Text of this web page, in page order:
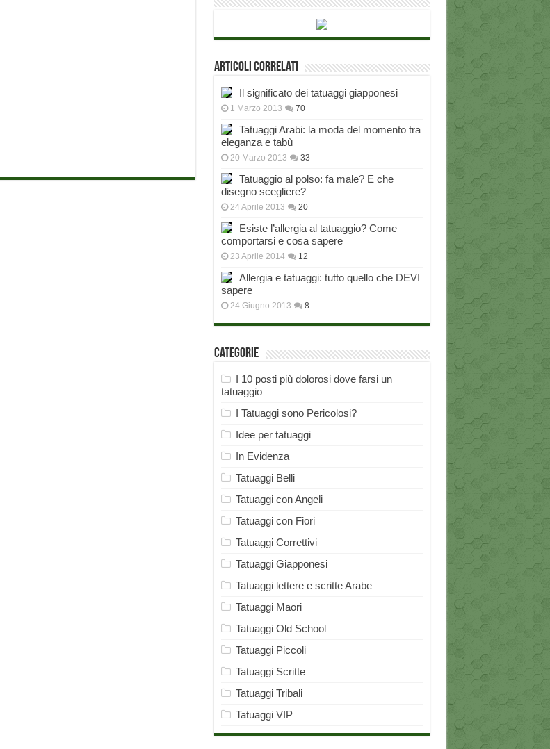
Articoli correlati
Il significato dei tatuaggi giapponesi
1 Marzo 2013 70
Tatuaggi Arabi: la moda del momento tra
eleganza e tabù
20 Marzo 2013 33
Tatuaggio al polso: fa male? E che
disegno scegliere?
24 Aprile 2013 20
Esiste l’allergia al tatuaggio? Come
comportarsi e cosa sapere
23 Aprile 2014 12
Allergia e tatuaggi: tutto quello che DEVI
sapere
24 Giugno 2013 8
Categorie
I 10 posti più dolorosi dove farsi un
tatuaggio
I Tatuaggi sono Pericolosi?
Idee per tatuaggi
In Evidenza
Tatuaggi Belli
Tatuaggi con Angeli
Tatuaggi con Fiori
Tatuaggi Correttivi
Tatuaggi Giapponesi
Tatuaggi lettere e scritte Arabe
Tatuaggi Maori
Tatuaggi Old School
Tatuaggi Piccoli
Tatuaggi Scritte
Tatuaggi Tribali
Tatuaggi VIP